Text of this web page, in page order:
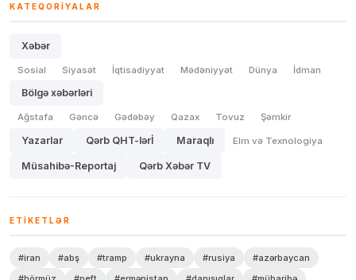
KATEQORIYALAR
Xəbər
Sosial Siyasət İqtisadiyyat Mədəniyyət Dünya İdman
Bölgə xəbərləri
Ağstafa Gəncə Gədəbəy Qazax Tovuz Şəmkir
Yazarlar Qərb QHT-lərİ Maraqlı Elm və Texnologiya
Müsahibə-Reportaj Qərb Xəbər TV
ETIKETLƏR
#iran #abş #tramp #ukrayna #rusiya
#azərbaycan